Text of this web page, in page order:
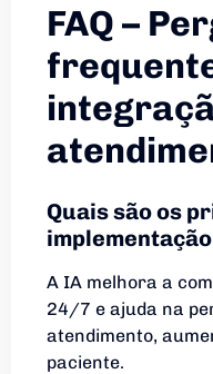
FAQ –
Quais são os
A IA melhora a
24/7 e ajuda na
atendimento,
paciente.